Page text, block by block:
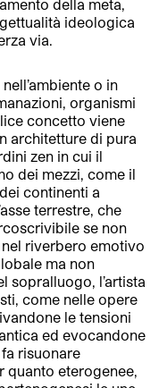
della meta,
ideologica
via.
o in
organismi
concetto viene
architetture di pura
zen in cui il
dei mezzi, come il
continenti a
terrestre, che
se non
riverbero emotivo
ma non
sopralluogo, l’artista
come nelle opere
le tensioni
ed evocandone
risuonare
quanto eterogenee,